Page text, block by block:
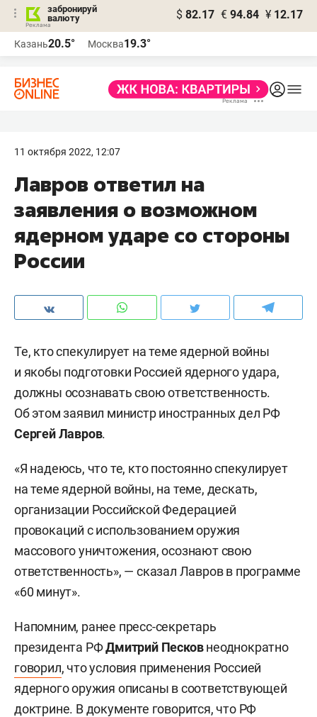
забронируй
валюту
$ 82.17 € 94.84 ¥ 12.17
Казань20.5° Москва19.3°
11 октября 2022, 12:07
Лавров ответил на
заявления о возможном
ядерном ударе со стороны
России
Те, кто спекулирует на теме ядерной войны
и якобы подготовки Россией ядерного удара,
должны осознавать свою ответственность.
Об этом заявил министр иностранных дел РФ
Сергей Лавров.
«Я надеюсь, что те, кто постоянно спекулирует
на теме ядерной войны, на теме, дескать,
организации Российской Федерацией
провокаций с использованием оружия
массового уничтожения, осознают свою
ответственность», — сказал Лавров в программе
«60 минут».
Напомним, ранее пресс-секретарь
президента РФДмитрий Песковнеоднократно
говорил, что условия применения Россией
ядерного оружия описаны в соответствующей
доктрине. В документе говорится, что РФ